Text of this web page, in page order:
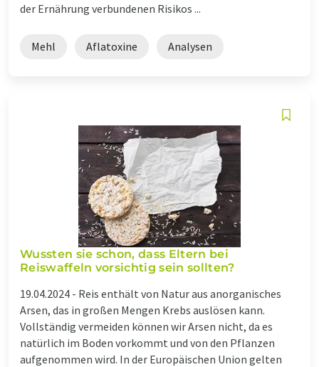
der Ernährung verbundenen Risikos ...
Mehl Aflatoxine Analysen
Wussten sie schon, dass Eltern bei
Reiswaffeln vorsichtig sein sollten?
19.04.2024 - Reis enthält von Natur aus anorganisches
Arsen, das in großen Mengen Krebs auslösen kann.
Vollständig vermeiden können wir Arsen nicht, da es
natürlich im Boden vorkommt und von den Pflanzen
aufgenommen wird. In der Europäischen Union gelten